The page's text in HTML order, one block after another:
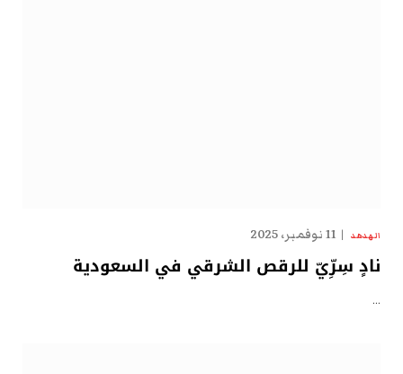
الهدهد 11 نوفمبر، 2025
نادٍ سِرِّيّ للرقص الشرقي في السعودية
…